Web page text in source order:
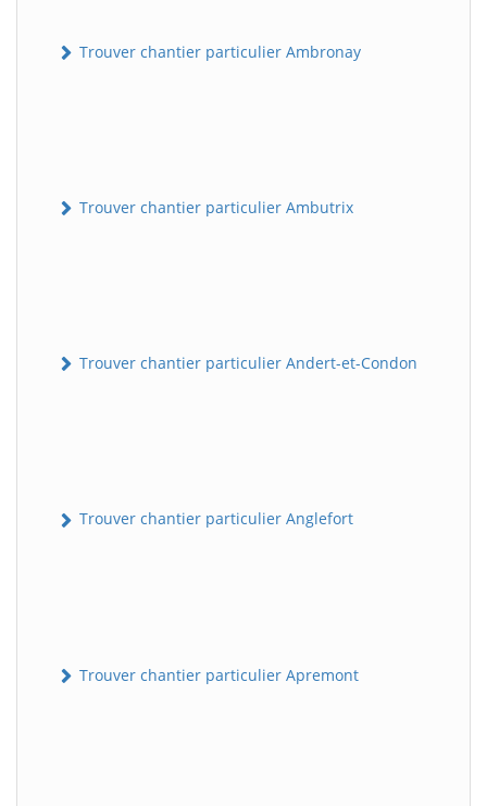
Trouver chantier particulier Ambronay
Trouver chantier particulier Ambutrix
Trouver chantier particulier Andert-et-Condon
Trouver chantier particulier Anglefort
Trouver chantier particulier Apremont